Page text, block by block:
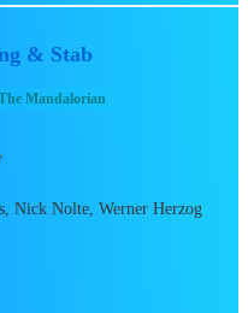
Neuheiten
& Universen
& Stab
Mandalorian
Nick Nolte, Werner Herzog